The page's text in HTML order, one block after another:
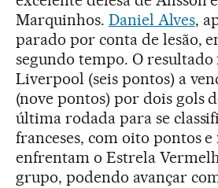
Marquinhos. Daniel Alves,
parado por conta de lesão,
segundo tempo. O resultado
Liverpool (seis pontos) a
(nove pontos) por dois gols
última rodada para se
franceses, com oito pontos
enfrentam o Estrela
grupo, podendo avançar